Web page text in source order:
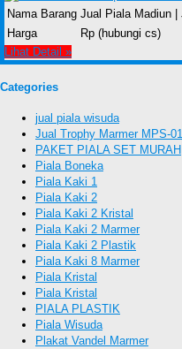
Nama Barang Jual Piala Madiun |
Harga
Rp (hubungi cs)
Lihat Detail »
Categories
jual piala wisuda
Jual Trophy Marmer MPS-
PAKET PIALA SET MURAH
Piala Boneka
Piala Kaki 1
Piala Kaki 2
Piala Kaki 2 Kristal
Piala Kaki 2 Marmer
Piala Kaki 2 Plastik
Piala Kaki 8 Marmer
Piala Kristal
Piala Kristal
PIALA PLASTIK
Piala Wisuda
Plakat Vandel Marmer